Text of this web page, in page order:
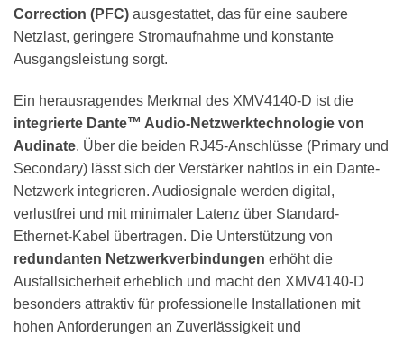
Correction (PFC) ausgestattet, das für eine saubere
Netzlast, geringere Stromaufnahme und konstante
Ausgangsleistung sorgt.
Ein herausragendes Merkmal des XMV4140-D ist die
integrierte Dante™ Audio-Netzwerktechnologie von
Audinate. Über die beiden RJ45-Anschlüsse (Primary und
Secondary) lässt sich der Verstärker nahtlos in ein Dante-
Netzwerk integrieren. Audiosignale werden digital,
verlustfrei und mit minimaler Latenz über Standard-
Ethernet-Kabel übertragen. Die Unterstützung von
redundanten Netzwerkverbindungen erhöht die
Ausfallsicherheit erheblich und macht den XMV4140-D
besonders attraktiv für professionelle Installationen mit
hohen Anforderungen an Zuverlässigkeit und